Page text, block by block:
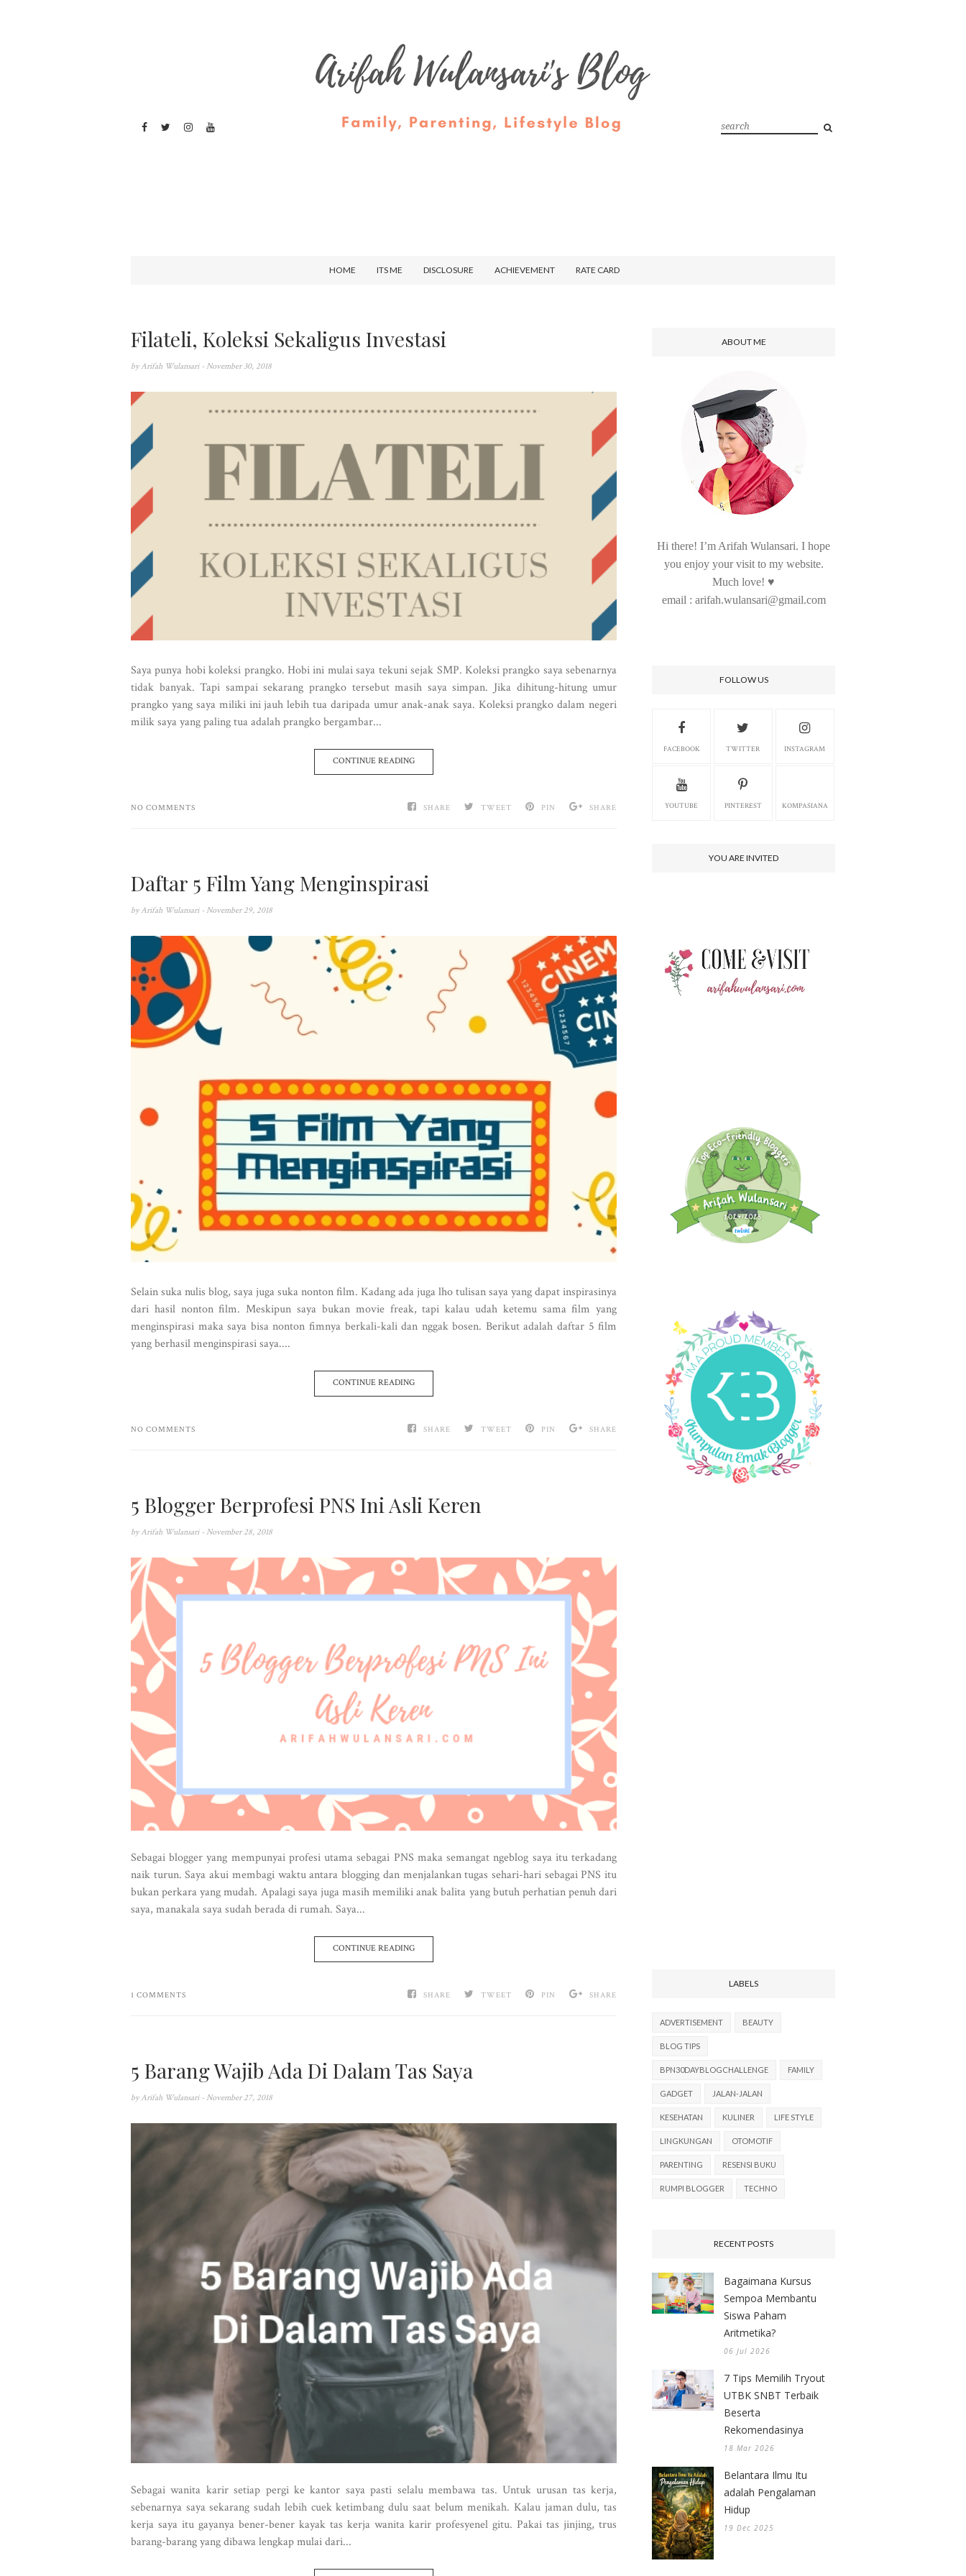
HOME ITS ME DISCLOSURE ACHIEVEMENT RATE CARD
Filateli, Koleksi Sekaligus Investasi
by Arifah Wulansari - November 30, 2018
Saya punya hobi koleksi prangko. Hobi ini mulai saya tekuni sejak SMP. Koleksi prangko saya sebenarnya
tidak banyak. Tapi sampai sekarang prangko tersebut masih saya simpan. Jika dihitung-hitung umur
prangko yang saya miliki ini jauh lebih tua daripada umur anak-anak saya. Koleksi prangko dalam negeri
milik saya yang paling tua adalah prangko bergambar...
CONTINUE READING
SHARE TWEET PIN SHARE
NO COMMENTS
Daftar 5 Film Yang Menginspirasi
by Arifah Wulansari - November 29, 2018
Selain suka nulis blog, saya juga suka nonton film. Kadang ada juga lho tulisan saya yang dapat inspirasinya
dari hasil nonton film. Meskipun saya bukan movie freak, tapi kalau udah ketemu sama film yang
menginspirasi maka saya bisa nonton fimnya berkali-kali dan nggak bosen. Berikut adalah daftar 5 film
yang berhasil menginspirasi saya....
CONTINUE READING
SHARE TWEET PIN SHARE
NO COMMENTS
5 Blogger Berprofesi PNS Ini Asli Keren
by Arifah Wulansari - November 28, 2018
Sebagai blogger yang mempunyai profesi utama sebagai PNS maka semangat ngeblog saya itu terkadang
naik turun. Saya akui membagi waktu antara blogging dan menjalankan tugas sehari-hari sebagai PNS itu
bukan perkara yang mudah. Apalagi saya juga masih memiliki anak balita yang butuh perhatian penuh dari
saya, manakala saya sudah berada di rumah. Saya...
CONTINUE READING
SHARE TWEET PIN SHARE
1 COMMENTS
5 Barang Wajib Ada Di Dalam Tas Saya
by Arifah Wulansari - November 27, 2018
Sebagai wanita karir setiap pergi ke kantor saya pasti selalu membawa tas. Untuk urusan tas kerja,
sebenarnya saya sekarang sudah lebih cuek ketimbang dulu saat belum menikah. Kalau jaman dulu, tas
kerja saya itu gayanya bener-bener kayak tas kerja wanita karir profesyenel gitu. Pakai tas jinjing, trus
barang-barang yang dibawa lengkap mulai dari...
ABOUT ME
Hi there! I’m Arifah Wulansari. I hope
you enjoy your visit to my website.
Much love! ♥
email : arifah.wulansari@gmail.com
FOLLOW US
FACEBOOK TWITTER INSTAGRAM
YOUTUBE PINTEREST KOMPASIANA
YOU ARE INVITED
LABELS
ADVERTISEMENT BEAUTY
BLOG TIPS
BPN30DAYBLOGCHALLENGE FAMILY
GADGET JALAN-JALAN
KESEHATAN KULINER LIFE STYLE
LINGKUNGAN OTOMOTIF
PARENTING RESENSI BUKU
RUMPI BLOGGER TECHNO
RECENT POSTS
Bagaimana Kursus
Sempoa Membantu
Siswa Paham
Aritmetika?
06 Jul 2026
7 Tips Memilih Tryout
UTBK SNBT Terbaik
Beserta
Rekomendasinya
18 Mar 2026
Belantara Ilmu Itu
adalah Pengalaman
Hidup
19 Dec 2025